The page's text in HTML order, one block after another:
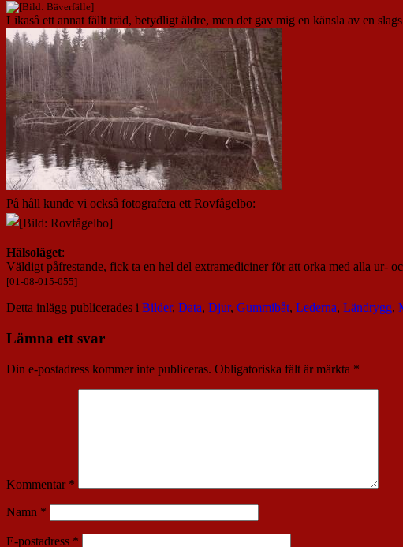
Likaså ett annat fällt träd, betydligt äldre, men det gav mig en känsla av en
På håll kunde vi också fotografera ett Rovfågelbo:
Hälsoläget:
Väldigt påfrestande, fick ta en hel del extramediciner för att orka med alla ur-
[01-08-015-055]
Detta inlägg publicerades i Bilder, Data, Djur, Gummibåt, Lederna, Ländrygg,
Lämna ett svar
Din e-postadress kommer inte publiceras. Obligatoriska fält är märkta *
Kommentar *
Namn *
E-postadress *